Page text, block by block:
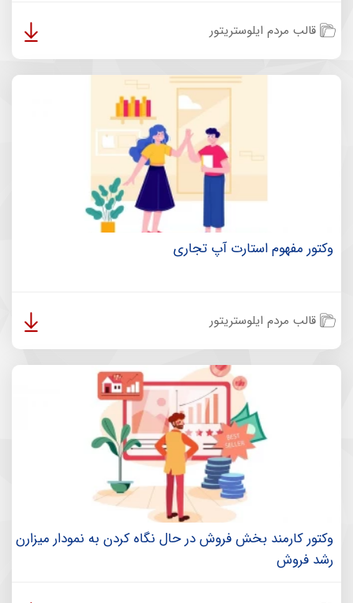
قالب مردم ایلوستریتور
وکتور مفهوم استارت آپ تجاری
قالب مردم ایلوستریتور
وکتور کارمند بخش فروش در حال نگاه کردن به نمودار میزارن
رشد فروش